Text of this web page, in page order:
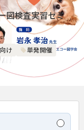
図検査実習セミ
け 単発開催